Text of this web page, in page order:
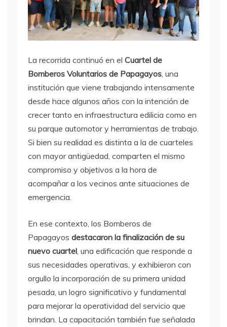
La recorrida continuó en el Cuartel de
Bomberos Voluntarios de Papagayos, una
institución que viene trabajando intensamente
desde hace algunos años con la intención de
crecer tanto en infraestructura edilicia como en
su parque automotor y herramientas de trabajo.
Si bien su realidad es distinta a la de cuarteles
con mayor antigüedad, comparten el mismo
compromiso y objetivos a la hora de
acompañar a los vecinos ante situaciones de
emergencia.
En ese contexto, los Bomberos de
Papagayos destacaron la finalización de su
nuevo cuartel, una edificación que responde a
sus necesidades operativas, y exhibieron con
orgullo la incorporación de su primera unidad
pesada, un logro significativo y fundamental
para mejorar la operatividad del servicio que
brindan. La capacitación también fue señalada